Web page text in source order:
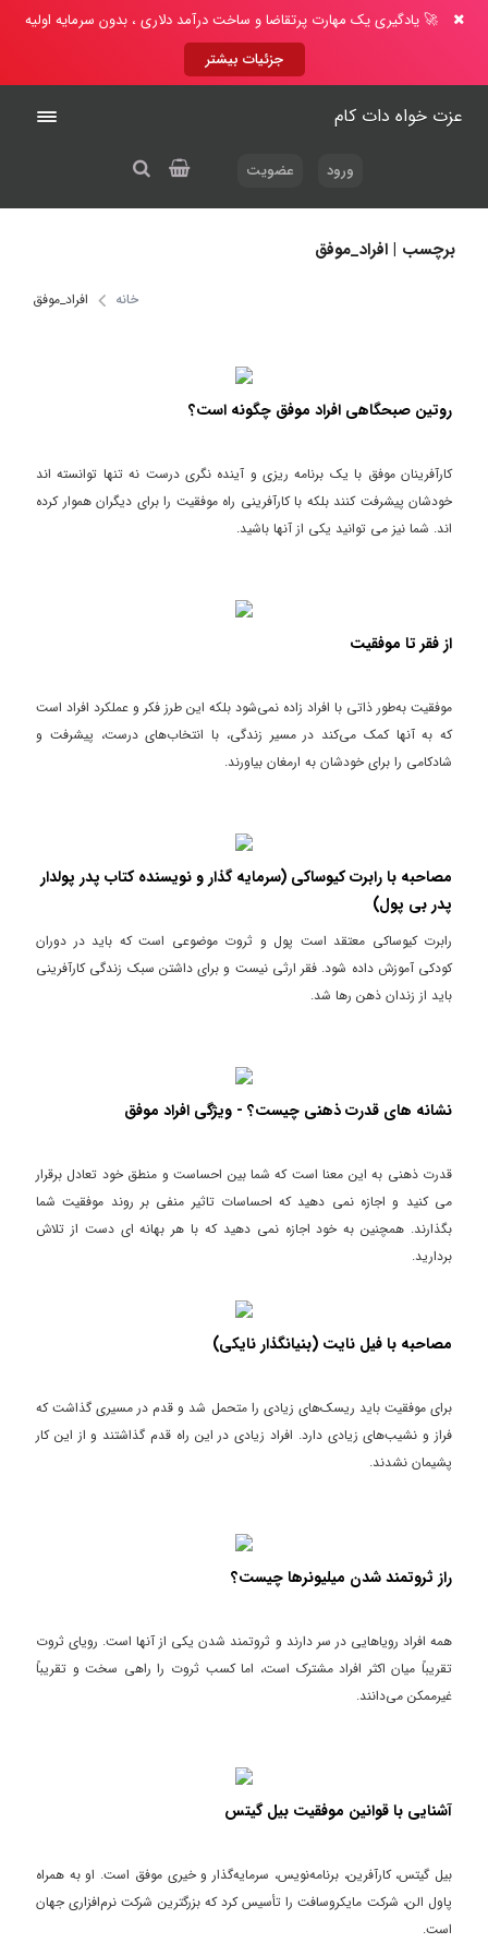
🚀 یادگیری یک مهارت پرتقاضا و ساخت درآمد دلاری ، بدون سرمایه اولیه
جزئیات بیشتر
عزت خواه دات کام
ورود عضویت
برچسب | افراد_موفق
خانه افراد_موفق
روتین صبحگاهی افراد موفق چگونه است؟
کارآفرینان موفق با یک برنامه ریزی و آینده نگری درست نه تنها توانسته اند
خودشان پیشرفت کنند بلکه با کارآفرینی راه موفقیت را برای دیگران هموار کرده
اند. شما نیز می توانید یکی از آنها باشید.
از فقر تا موفقیت
موفقیت به‌طور ذاتی با افراد زاده نمی‌شود بلکه این طرز فکر و عملکرد افراد است
که به آنها کمک می‌کند در مسیر زندگی، با انتخاب‌های درست، پیشرفت و
شادکامی را برای خودشان به ارمغان بیاورند.
مصاحبه با رابرت کیوساکی (سرمایه گذار و نویسنده کتاب پدر پولدار
پدر بی پول)
رابرت کیوساکی معتقد است پول و ثروت موضوعی است که باید در دوران
کودکی آموزش داده شود. فقر ارثی نیست و برای داشتن سبک زندگی کارآفرینی
باید از زندان ذهن رها شد.
نشانه های قدرت ذهنی چیست؟ - ویژگی افراد موفق
قدرت ذهنی به این معنا است که شما بین احساست و منطق خود تعادل برقرار
می کنید و اجازه نمی دهید که احساسات تاثیر منفی بر روند موفقیت شما
بگذارند. همچنین به خود اجازه نمی دهید که با هر بهانه ای دست از تلاش
بردارید.
مصاحبه با فیل نایت (بنیانگذار نایکی)
برای موفقیت باید ریسک‌های زیادی را متحمل شد و قدم در مسیری گذاشت که
فراز و نشیب‌های زیادی دارد. افراد زیادی در این راه قدم گذاشتند و از این کار
پشیمان نشدند.
راز ثروتمند شدن میلیونرها چیست؟
همه افراد رویاهایی در سر دارند و ثروتمند شدن یکی از آنها است. رویای ثروت
تقریباً میان اکثر افراد مشترک است، اما کسب ثروت را راهی سخت و تقریباً
غیرممکن می‌دانند.
آشنایی با قوانین موفقیت بیل گیتس
بیل گیتس، کارآفرین، برنامه‌نویس، سرمایه‌گذار و خیری موفق است. او به همراه
پاول الن، شرکت مایکروسافت را تأسیس کرد که بزرگترین شرکت نرم‌افزاری جهان
است.